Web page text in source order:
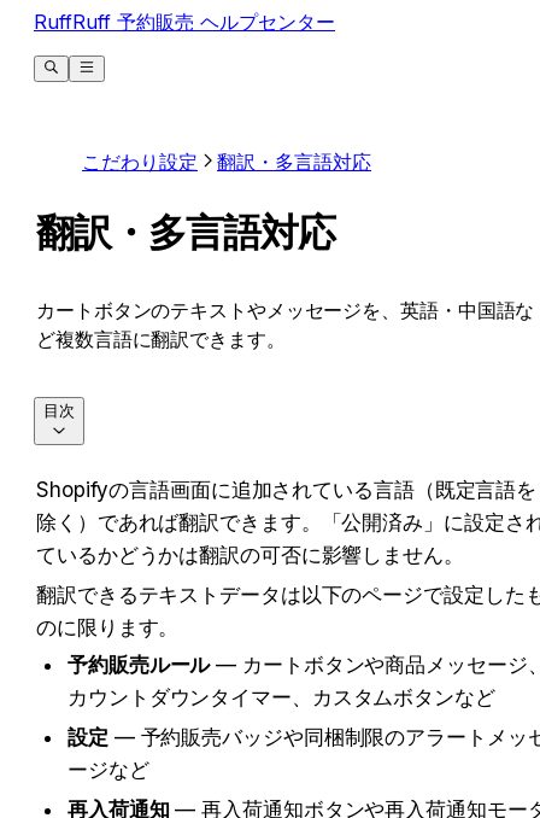
RuffRuff 予約販売 ヘルプセンター
こだわり設定 翻訳・多言語対応
翻訳・多言語対応
カートボタンのテキストやメッセージを、英語・中国語な
ど複数言語に翻訳できます。
Shopifyの言語画面に追加されている言語（既定言語を
除く）であれば翻訳できます。「公開済み」に設定さ
ているかどうかは翻訳の可否に影響しません。
翻訳できるテキストデータは以下のページで設定した
のに限ります。
予約販売ルール — カートボタンや商品メッセージ
カウントダウンタイマー、カスタムボタンなど
設定 — 予約販売バッジや同梱制限のアラートメッ
ージなど
再入荷通知 — 再入荷通知ボタンや再入荷通知モー
目次